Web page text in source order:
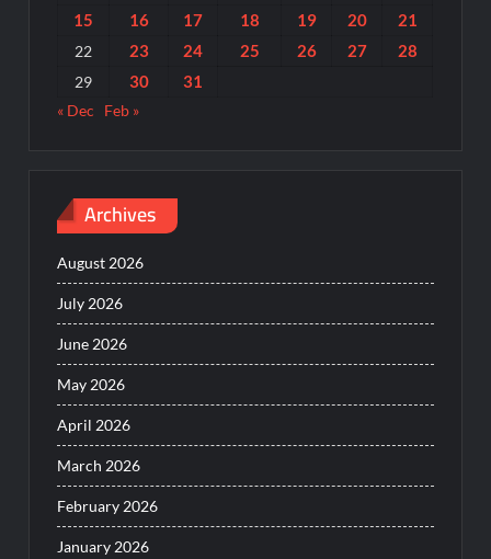
15
16 17 18 19 20 21
22 23 24 25 26 27 28
29 30 31
« Dec Feb »
Archives
August 2026
July 2026
June 2026
May 2026
April 2026
March 2026
February 2026
January 2026